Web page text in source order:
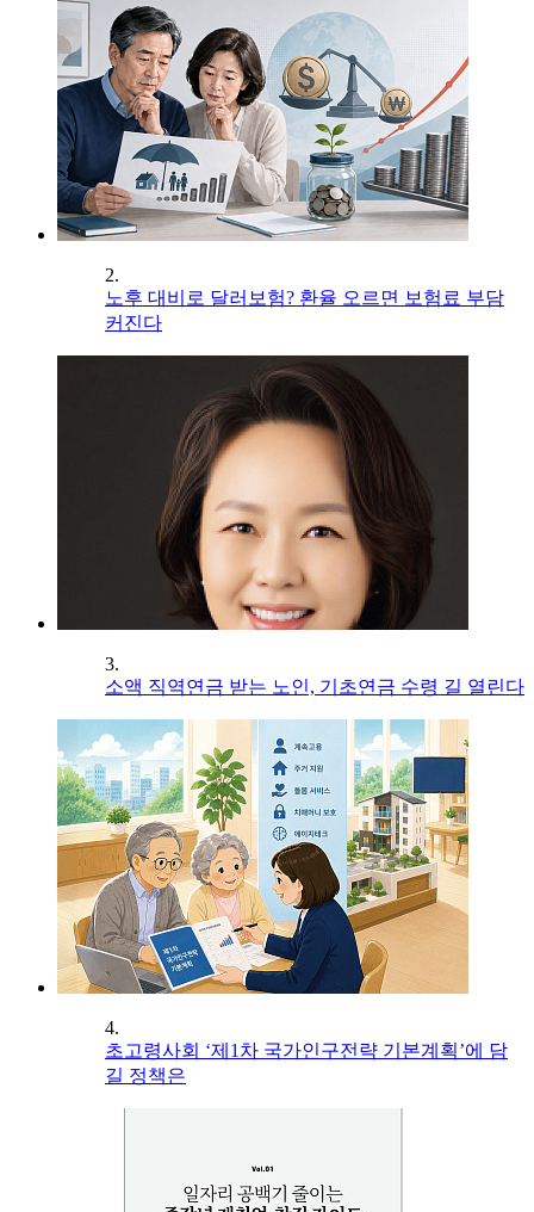
2.
노후 대비로 달러보험? 환율 오르면 보험료 부담
커진다
3.
소액 직역연금 받는 노인, 기초연금 수령 길 열린다
4.
초고령사회 ‘제1차 국가인구전략 기본계획’에 담
길 정책은